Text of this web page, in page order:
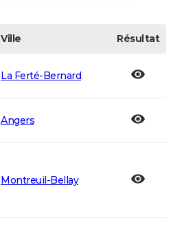
Ville Résultat
La Ferté-Bernard
Angers
Montreuil-Bellay